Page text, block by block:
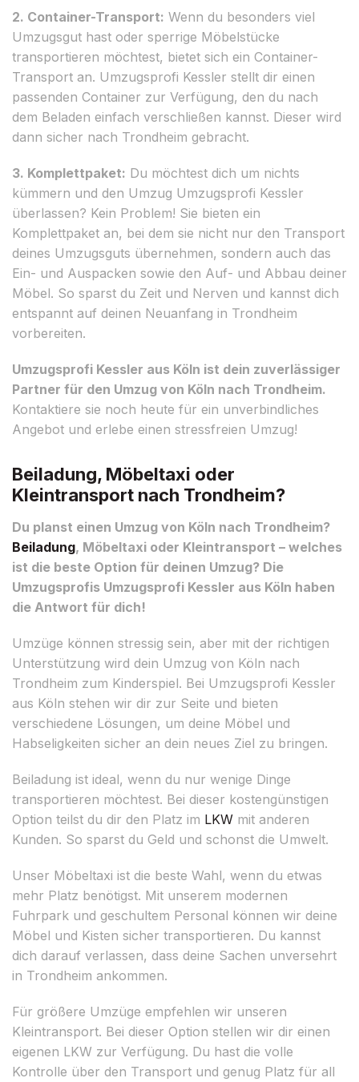
2. Container-Transport: Wenn du besonders viel
Umzugsgut hast oder sperrige Möbelstücke
transportieren möchtest, bietet sich ein Container-
Transport an. Umzugsprofi Kessler stellt dir einen
passenden Container zur Verfügung, den du nach
dem Beladen einfach verschließen kannst. Dieser wird
dann sicher nach Trondheim gebracht.
3. Komplettpaket: Du möchtest dich um nichts
kümmern und den Umzug Umzugsprofi Kessler
überlassen? Kein Problem! Sie bieten ein
Komplettpaket an, bei dem sie nicht nur den Transport
deines Umzugsguts übernehmen, sondern auch das
Ein- und Auspacken sowie den Auf- und Abbau deiner
Möbel. So sparst du Zeit und Nerven und kannst dich
entspannt auf deinen Neuanfang in Trondheim
vorbereiten.
Umzugsprofi Kessler aus Köln ist dein zuverlässiger
Partner für den Umzug von Köln nach Trondheim.
Kontaktiere sie noch heute für ein unverbindliches
Angebot und erlebe einen stressfreien Umzug!
Beiladung, Möbeltaxi oder
Kleintransport nach Trondheim?
Du planst einen Umzug von Köln nach Trondheim?
Beiladung, Möbeltaxi oder Kleintransport – welches
ist die beste Option für deinen Umzug? Die
Umzugsprofis Umzugsprofi Kessler aus Köln haben
die Antwort für dich!
Umzüge können stressig sein, aber mit der richtigen
Unterstützung wird dein Umzug von Köln nach
Trondheim zum Kinderspiel. Bei Umzugsprofi Kessler
aus Köln stehen wir dir zur Seite und bieten
verschiedene Lösungen, um deine Möbel und
Habseligkeiten sicher an dein neues Ziel zu bringen.
Beiladung ist ideal, wenn du nur wenige Dinge
transportieren möchtest. Bei dieser kostengünstigen
Option teilst du dir den Platz im LKW mit anderen
Kunden. So sparst du Geld und schonst die Umwelt.
Unser Möbeltaxi ist die beste Wahl, wenn du etwas
mehr Platz benötigst. Mit unserem modernen
Fuhrpark und geschultem Personal können wir deine
Möbel und Kisten sicher transportieren. Du kannst
dich darauf verlassen, dass deine Sachen unversehrt
in Trondheim ankommen.
Für größere Umzüge empfehlen wir unseren
Kleintransport. Bei dieser Option stellen wir dir einen
eigenen LKW zur Verfügung. Du hast die volle
Kontrolle über den Transport und genug Platz für all